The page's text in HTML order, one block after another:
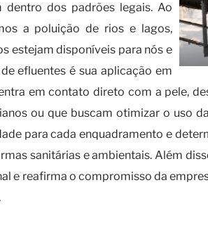
dos padrões legais. Ao
a poluição de rios e lagos,
estejam disponíveis para nós e
efluentes é sua aplicação em
em contato direto com a pele,
ou que buscam otimizar o uso
para cada enquadramento e
sanitárias e ambientais. Além
e reafirma o compromisso da